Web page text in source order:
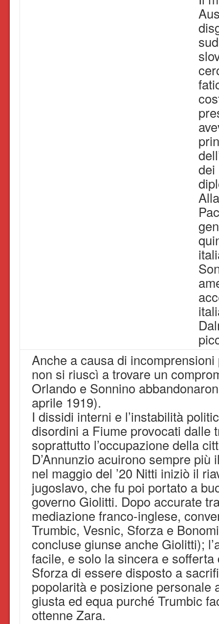
dei
Anche a causa di
non si riuscì a trovare un
Orlando e Sonnino
aprile 1919).
I dissidi interni e l’instabilità
disordini a Fiume provocati dalle
soprattutto l’occupazione della
D’Annunzio acuirono sempre più
nel maggio del ’20 Nitti iniziò il
jugoslavo, che fu poi portato a
governo Giolitti. Dopo accurate
mediazione franco-inglese,
Trumbic, Vesnic, Sforza e
concluse giunse anche Giolitti);
facile, e solo la sincera e
Sforza di essere disposto a
popolarità e posizione personale
giusta ed equa purché Trumbic
ottenne Zara.